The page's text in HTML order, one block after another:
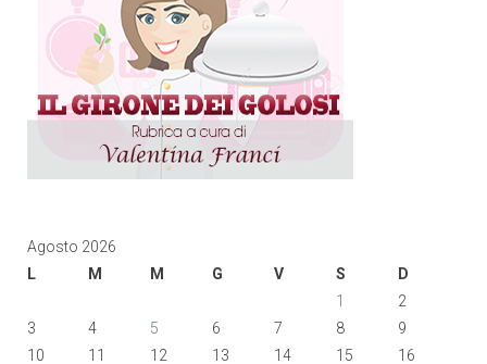
Agosto 2026
L
M M G V S
D
1
2
3
4 5 6 7 8
9
10
11 12 13 14 15
16